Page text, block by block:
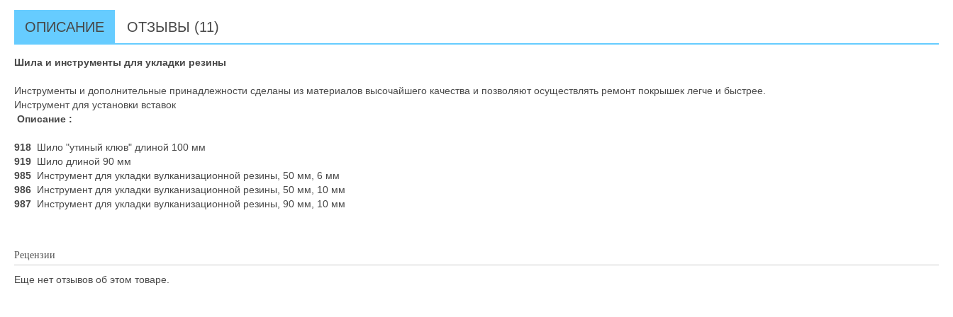
ОПИСАНИЕ ОТЗЫВЫ (11)
Шила и инструменты для укладки резины
Инструменты и дополнительные принадлежности сделаны из материалов высочайшего качества и позволяют осуществлять ремонт покрышек легче и быстрее.
Инструмент для установки вставок
Описание :
918 Шило "утиный клюв" длиной 100 мм
919 Шило длиной 90 мм
985 Инструмент для укладки вулканизационной резины, 50 мм, 6 мм
986 Инструмент для укладки вулканизационной резины, 50 мм, 10 мм
987 Инструмент для укладки вулканизационной резины, 90 мм, 10 мм
Рецензии
Еще нет отзывов об этом товаре.